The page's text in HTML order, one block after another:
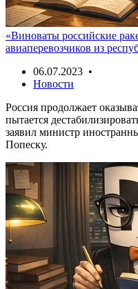
«Виноваты российские
авиаперевозчиков из
06.07.2023 •
Новости
Россия продолжает
пытается
заявил министр
Попеску.